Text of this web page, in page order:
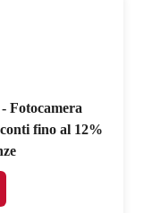
Fotocamera
fino al 12%